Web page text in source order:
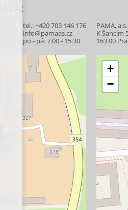
tel.:+420 703 146 176
info@pamaas.cz
po - pá: 7:00 - 15:30
PAMA, a.s.
K Šancím
163 00
+
−